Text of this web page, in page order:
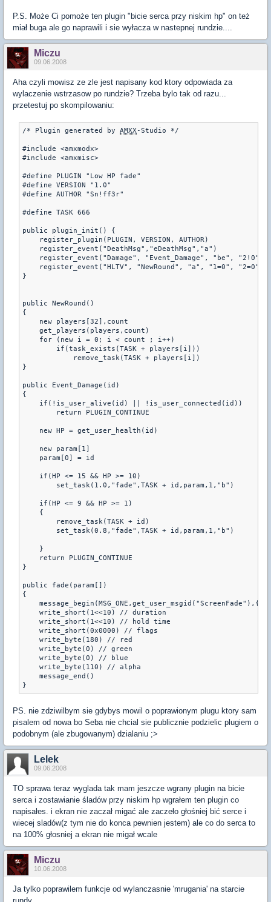
P.S. Może Ci pomoże ten plugin "bicie serca przy niskim hp" on też
miał buga ale go naprawili i sie wyłacza w nastepnej rundzie....
Miczu
09.06.2008
Aha czyli mowisz ze zle jest napisany kod ktory odpowiada za
wylaczenie wstrzasow po rundzie? Trzeba bylo tak od razu...
przetestuj po skompilowaniu:
/* Plugin generated by AMXX-Studio */
#include <amxmodx>
#include <amxmisc>
#define PLUGIN "Low HP fade"
#define VERSION "1.0"
#define AUTHOR "Sn!ff3r"
#define TASK 666
public plugin_init() {
    register_plugin(PLUGIN, VERSION, AUTHOR)
    register_event("DeathMsg","eDeathMsg","a")
    register_event("Damage", "Event_Damage", "be", "2!0")
    register_event("HLTV", "NewRound", "a", "1=0", "2=0")
}
public NewRound()
{
    new players[32],count
    get_players(players,count)
    for (new i = 0; i < count ; i++)
        if(task_exists(TASK + players[i]))
            remove_task(TASK + players[i])
}
public Event_Damage(id)
{
    if(!is_user_alive(id) || !is_user_connected(id))
        return PLUGIN_CONTINUE
    new HP = get_user_health(id)
    new param[1]
    param[0] = id
    if(HP <= 15 && HP >= 10)
        set_task(1.0,"fade",TASK + id,param,1,"b")
    if(HP <= 9 && HP >= 1)
    {
        remove_task(TASK + id)
        set_task(0.8,"fade",TASK + id,param,1,"b")
    }
    return PLUGIN_CONTINUE
}
public fade(param[])
{
    write_short(1<<10) // duration
    write_short(1<<10) // hold time
    write_short(0x0000) // flags
    write_byte(180) // red
    write_byte(0) // green
    write_byte(0) // blue
    write_byte(110) // alpha
    message_end()
}
PS. nie zdziwilbym sie gdybys mowil o poprawionym plugu ktory sam
pisalem od nowa bo Seba nie chcial sie publicznie podzielic plugiem o
podobnym (ale zbugowanym) dzialaniu ;>
Lelek
09.06.2008
TO sprawa teraz wyglada tak mam jeszcze wgrany plugin na bicie
serca i zostawianie śladów przy niskim hp wgrałem ten plugin co
napisałes. i ekran nie zaczał migać ale zaczeło głośniej bić serce i
wiecej sladów(z tym nie do konca pewnien jestem) ale co do serca to
na 100% głosniej a ekran nie migał wcale
Miczu
10.06.2008
Ja tylko poprawilem funkcje od wylanczasnie 'mrugania' na starcie